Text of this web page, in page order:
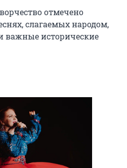
отмечено
слагаемых народом,
важные исторические